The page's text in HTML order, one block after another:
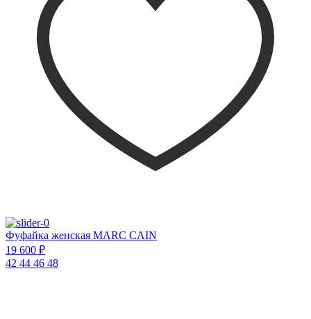
Фуфайка женская MARC CAIN
19 600 ₽
42 44 46 48